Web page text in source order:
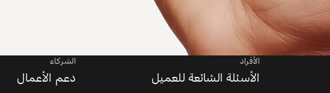
الأفراد
الأسئلة الشائعة للعميل
الشركاء
دعم الأعمال